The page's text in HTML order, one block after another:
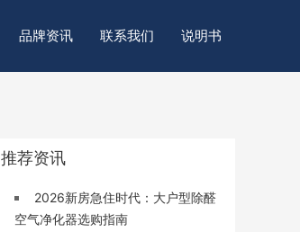
品牌资讯 联系我们 说明书
推荐资讯
2026新房急住时代：大户型除醛
空气净化器选购指南